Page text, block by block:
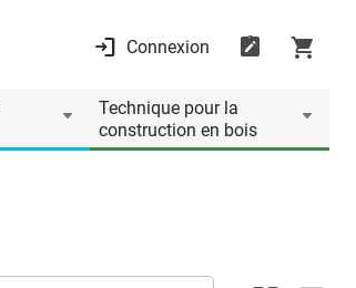
Connexion
Technique pour la
construction en bois